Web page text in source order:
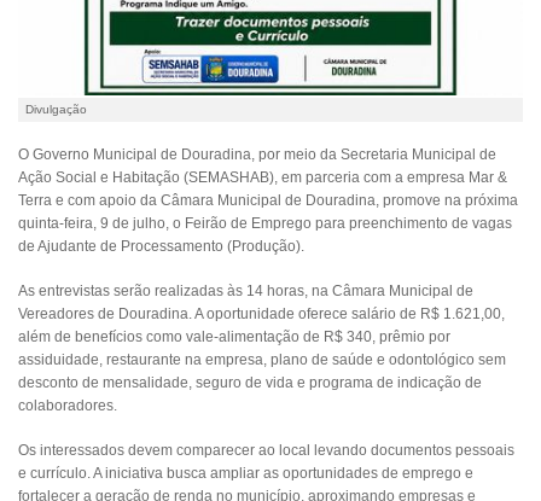
Divulgação
O Governo Municipal de Douradina, por meio da Secretaria Municipal de
Ação Social e Habitação (SEMASHAB), em parceria com a empresa Mar &
Terra e com apoio da Câmara Municipal de Douradina, promove na próxima
quinta-feira, 9 de julho, o Feirão de Emprego para preenchimento de vagas
de Ajudante de Processamento (Produção).
As entrevistas serão realizadas às 14 horas, na Câmara Municipal de
Vereadores de Douradina. A oportunidade oferece salário de R$ 1.621,00,
além de benefícios como vale-alimentação de R$ 340, prêmio por
assiduidade, restaurante na empresa, plano de saúde e odontológico sem
desconto de mensalidade, seguro de vida e programa de indicação de
colaboradores.
Os interessados devem comparecer ao local levando documentos pessoais
e currículo. A iniciativa busca ampliar as oportunidades de emprego e
fortalecer a geração de renda no município, aproximando empresas e